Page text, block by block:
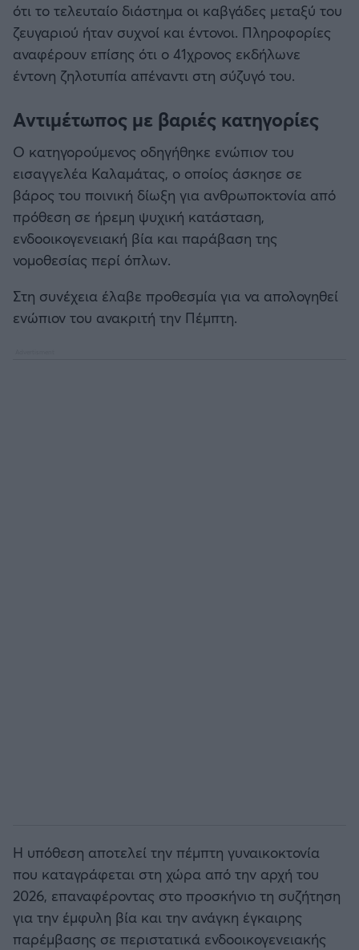
ότι το τελευταίο διάστημα οι καβγάδες μεταξύ του
ζευγαριού ήταν συχνοί και έντονοι. Πληροφορίες
αναφέρουν επίσης ότι ο 41χρονος εκδήλωνε
έντονη ζηλοτυπία απέναντι στη σύζυγό του.
Αντιμέτωπος με βαριές κατηγορίες
Ο κατηγορούμενος οδηγήθηκε ενώπιον του
εισαγγελέα Καλαμάτας, ο οποίος άσκησε σε
βάρος του ποινική δίωξη για ανθρωποκτονία από
πρόθεση σε ήρεμη ψυχική κατάσταση,
ενδοοικογενειακή βία και παράβαση της
νομοθεσίας περί όπλων.
Στη συνέχεια έλαβε προθεσμία για να απολογηθεί
ενώπιον του ανακριτή την Πέμπτη.
Η υπόθεση αποτελεί την πέμπτη γυναικοκτονία
που καταγράφεται στη χώρα από την αρχή του
2026, επαναφέροντας στο προσκήνιο τη συζήτηση
για την έμφυλη βία και την ανάγκη έγκαιρης
παρέμβασης σε περιστατικά ενδοοικογενειακής